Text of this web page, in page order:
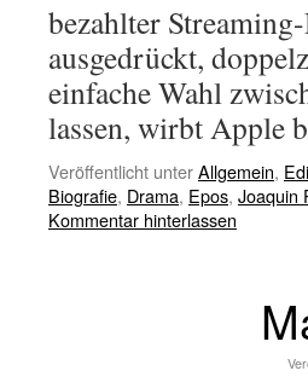
bezahlter
ausgedrückt,
einfache Wahl
lassen, wirbt
Veröffentlicht unterAllgemein,
Biografie, Drama, Epos, Joaquin
Kommentar hinterlassen